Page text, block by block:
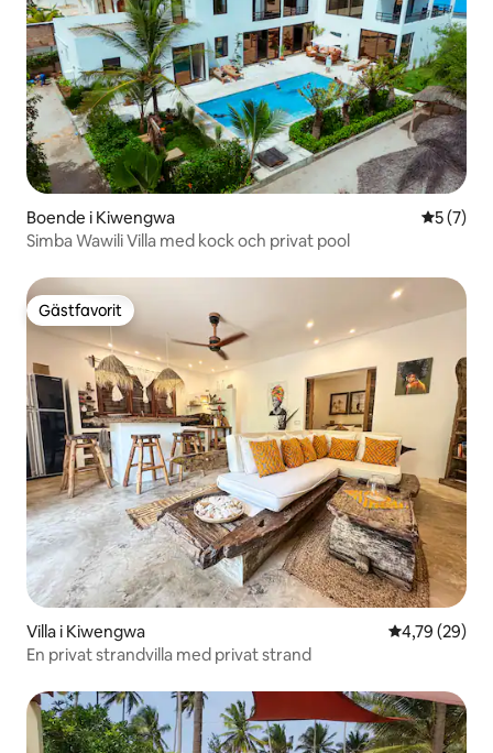
Boende i Kiwengwa 5 av 5 i
5 (7)
Simba Wawili Villa med kock och privat pool
Gästfavorit
Gästfavorit
Villa i Kiwengwa 4,79 av 5 i
4,79 (29)
En privat strandvilla med privat strand